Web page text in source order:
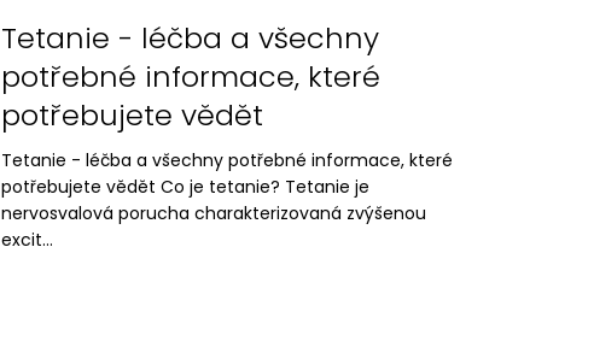
Tetanie - léčba a všechny
potřebné informace, které
potřebujete vědět
Tetanie - léčba a všechny potřebné informace, které
potřebujete vědět Co je tetanie? Tetanie je
nervosvalová porucha charakterizovaná zvýšenou
excit...